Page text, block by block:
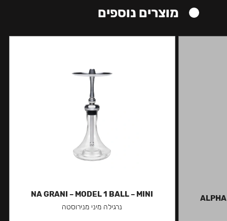
מוצרים נוספים
ALPHA
NA GRANI – MODEL 1 BALL – MINI
נרגילה מיני מנירוסטה